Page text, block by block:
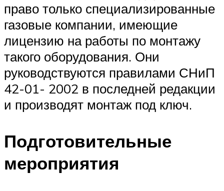
право только специализированные
газовые компании, имеющие
лицензию на работы по монтажу
такого оборудования. Они
руководствуются правилами СНиП
42-01- 2002 в последней редакции
и производят монтаж под ключ.
Подготовительные
мероприятия